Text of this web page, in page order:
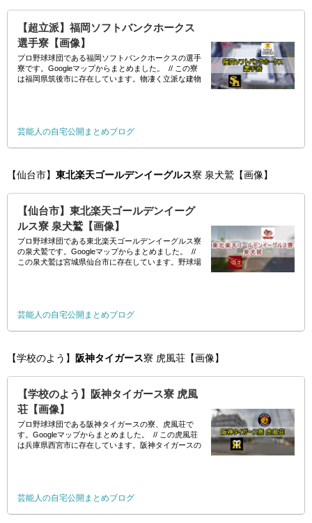
【超立派】福岡ソフトバンクホークス
選手寮【画像】
プロ野球球団である福岡ソフトバンクホークスの選手
寮です。Googleマップからまとめました。 // この寮
は福岡県筑後市に存在しています。物凄く立派な建物
芸能人の自宅公開まとめブログ
【仙台市】 東北楽天ゴールデンイーグルス寮 泉犬鷲【画像】
【仙台市】東北楽天ゴールデンイーグ
ルス寮 泉犬鷲【画像】
プロ野球球団である東北楽天ゴールデンイーグルス寮
の泉犬鷲です。Googleマップからまとめました。 //
この泉犬鷲は宮城県仙台市に存在しています。野球場
芸能人の自宅公開まとめブログ
【学校のよう】 阪神タイガース寮 虎風荘【画像】
【学校のよう】阪神タイガース寮 虎風
荘【画像】
プロ野球球団である阪神タイガースの寮、虎風荘で
す。Googleマップからまとめました。 // この虎風荘
は兵庫県西宮市に存在しています。阪神タイガースの
芸能人の自宅公開まとめブログ